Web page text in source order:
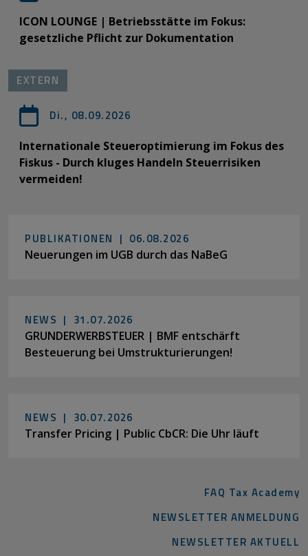
ICON LOUNGE | Betriebsstätte im Fokus:
gesetzliche Pflicht zur Dokumentation
EXTERN
Di., 08.09.2026
Internationale Steueroptimierung im Fokus des
Fiskus - Durch kluges Handeln Steuerrisiken
vermeiden!
PUBLIKATIONEN | 06.08.2026
Neuerungen im UGB durch das NaBeG
NEWS | 31.07.2026
GRUNDERWERBSTEUER | BMF entschärft
Besteuerung bei Umstrukturierungen!
NEWS | 30.07.2026
Transfer Pricing | Public CbCR: Die Uhr läuft
FAQ Tax Academy
NEWSLETTER ANMELDUNG
NEWSLETTER AKTUELL